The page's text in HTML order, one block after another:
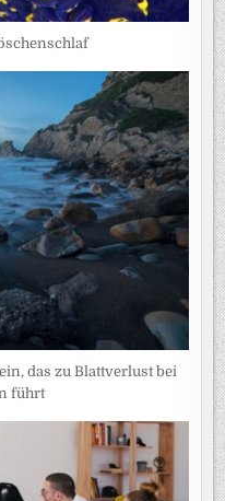
das zu Blattverlust bei
führt